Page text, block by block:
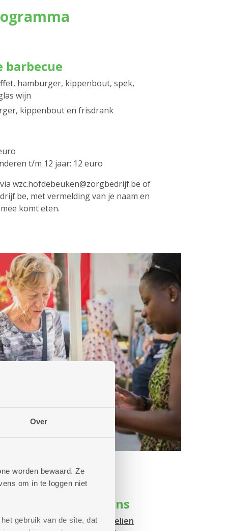
Over
worden bewaard. Ze
om in te loggen niet
gebruik van de site, dat
barbecue
hamburger, kippenbout, spek,
wijn
kippenbout en frisdrank
t/m 12 jaar: 12 euro
via wzc.hofdebeuken@zorgbedrijf.be of
met vermelding van je naam en
komt eten.
muzikale optredens
het gratis optreden van
Celien